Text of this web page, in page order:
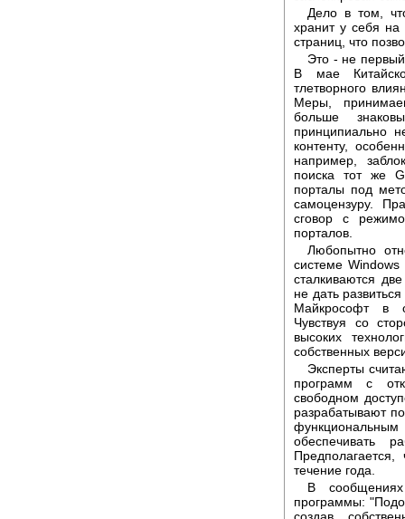
Дело в том,
хранит у себя на
страниц, что
Это - не
В мае
тлетворного
Меры,
больше
принципиально
контенту,
например,
поиска тот же
порталы под
самоцензуру.
сговор с
порталов.
Любопытно
системе
сталкиваются
не дать
Майкрософт в
Чувствуя со
высоких
собственных
Эксперты
программ с
свободном
разрабатывают
обеспечивать
течение года.
В
программы: